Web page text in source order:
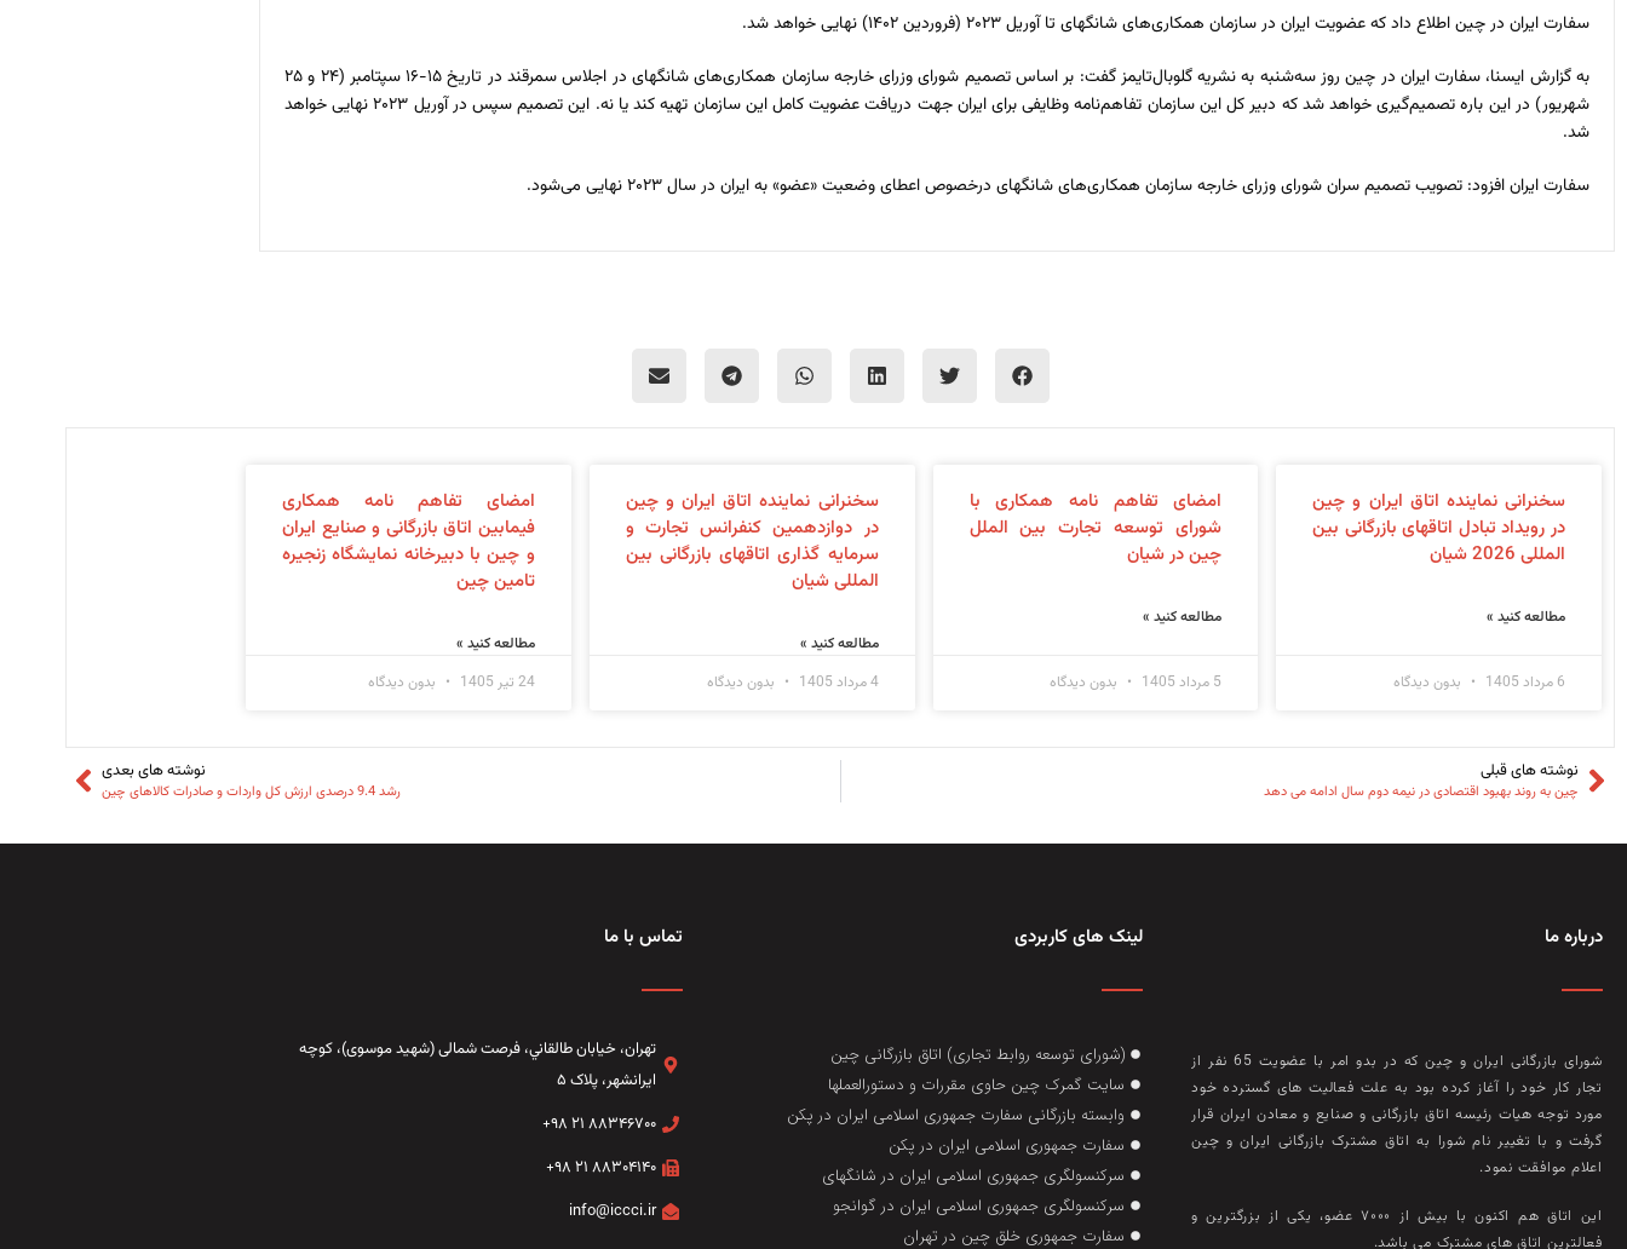
سفارت ایران در چین اطلاع داد که عضویت ایران در سازمان همکاری‌های شانگهای تا آوریل ۲۰۲۳ (فروردین ۱۴۰۲) نهایی خواهد شد.
به گزارش ایسنا،‌ سفارت ایران در چین روز سه‌شنبه به نشریه گلوبال‌تایمز گفت: بر اساس تصمیم شورای وزرای خارجه سازمان همکاری‌های شانگهای در اجلاس سمرقند در تاریخ ۱۵-۱۶ سپتامبر (۲۴ و ۲۵
شهریور) در این باره تصمیم‌گیری خواهد شد که دبیر کل این سازمان تفاهم‌نامه وظایفی برای ایران جهت دریافت عضویت کامل این سازمان تهیه کند یا نه. این تصمیم سپس در آوریل ۲۰۲۳ نهایی خواهد
شد.
سفارت ایران افزود: تصویب تصمیم سران شورای وزرای خارجه سازمان همکاری‌های شانگهای درخصوص اعطای وضعیت «عضو» به ایران در سال ۲۰۲۳ نهایی می‌شود.
سخنرانی نماینده اتاق ایران و چین
در رویداد تبادل اتاقهای بازرگانی بین
المللی 2026 شیان
مطالعه کنید »
6 مرداد 1405 بدون دیدگاه
امضای تفاهم نامه همکاری با
شورای توسعه تجارت بین الملل
چین در شیان
مطالعه کنید »
5 مرداد 1405 بدون دیدگاه
سخنرانی نماینده اتاق ایران و چین
در دوازدهمین کنفرانس تجارت و
سرمایه گذاری اتاقهای بازرگانی بین
المللی شیان
مطالعه کنید »
4 مرداد 1405
بدون دیدگاه
امضای تفاهم نامه همکاری
فیمابین اتاق بازرگانی و صنایع ایران
و چین با دبیرخانه نمایشگاه زنجیره
تامین چین
مطالعه کنید »
24 تیر 1405
بدون دیدگاه
نوشته های قبلی
چین به روند بهبود اقتصادی در نیمه دوم سال ادامه می دهد
نوشته های بعدی
رشد 9.4 درصدی ارزش کل واردات و صادرات کالاهای چین
درباره ما
شورای بازرگانی ایران و چین که در بدو امر با عضويت 65 نفر از
تجار کار خود را آغاز کرده بود به علت فعاليت‌ های گسترده خود
مورد توجه هيات رئيسه اتاق بازرگانی و صنايع و معادن ايران قرار
گرفت و با تغيير نام شورا به اتاق مشترک بازرگانی ايران و چين
اعلام موافقت نمود.
این اتاق هم‌ اکنون با بيش از ۷۰۰۰ عضو، يکی از بزرگترين و
فعالترين اتاق‌ های مشترک می باشد.
لینک های کاربردی
(شورای توسعه روابط تجاری) اتاق بازرگانی چین
سایت گمرک چین حاوی مقررات و دستورالعملها
وابسته بازرگانی سفارت جمهوری اسلامی ایران در پکن
سفارت جمهوری اسلامی ایران در پکن
سرکنسولگری جمهوری اسلامی ایران در شانگهای
سرکنسولگری جمهوری اسلامی ایران در گوانجو
سفارت جمهوری خلق چین در تهران
تماس با ما
تهران، خيابان طالقاني،‌ فرصت شمالی (شهید موسوی)، کوچه
ایرانشهر، پلاک ۵
۸۸۳۴۶۷۰۰ ۲۱ ۹۸+
۸۸۳۰۴۱۴۰ ۲۱ ۹۸+
info@iccci.ir